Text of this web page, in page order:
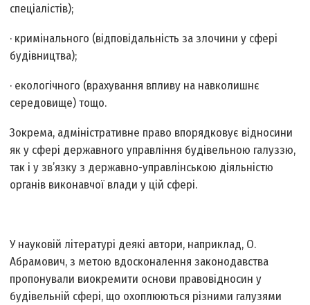
спеціалістів);
· кримінального (відповідальність за злочини у сфері
будівництва);
· екологічного (врахування впливу на навколишнє
середовище) тощо.
Зокрема, адміністративне право впорядковує відносини
як у сфері державного управління будівельною галуззю,
так і у зв’язку з державно-управлінською діяльністю
органів виконавчої влади у цій сфері.
У науковій літературі деякі автори, наприклад, О.
Абрамович, з метою вдосконалення законодавства
пропонували виокремити основи правовідносин у
будівельній сфері, що охоплюються різними галузями